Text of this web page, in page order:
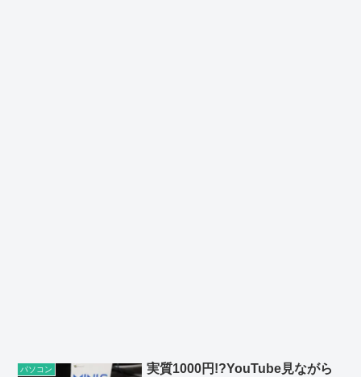
パソコン
実質1000円!?YouTube見ながら